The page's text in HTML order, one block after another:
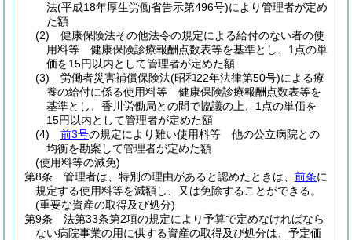
法(平成18年厚生労働省告示第496号)により管理者が定め
た額
(2)
健康保険法その他法令の規定による給付のない者の使
用料等 健康保険診療報酬点数表等を基準とし、1点の単
価を15円以内として管理者が定めた額
(3)
労働者災害補償保険法(昭和22年法律第50号)による療
養の給付に係る使用料等 健康保険診療報酬点数表等を
基準とし、香川労働局との間で協議の上、1点の単価を
15円以内として管理者が定めた額
(4)
前3号の規定により難い使用料等 他の公立病院との
均衡を勘案して管理者が定めた額
(使用料等の減免)
第8条
管理者は、特別の理由があると認めたときは、 前条に
規定する使用料等を減額し、又は免除することができる。
(重要な資産の取得及び処分)
第9条
法第33条第2項の規定により予算で定めなければなら
ない病院事業の用に供する資産の取得及び処分は、予定価